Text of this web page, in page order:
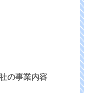
の事業内容